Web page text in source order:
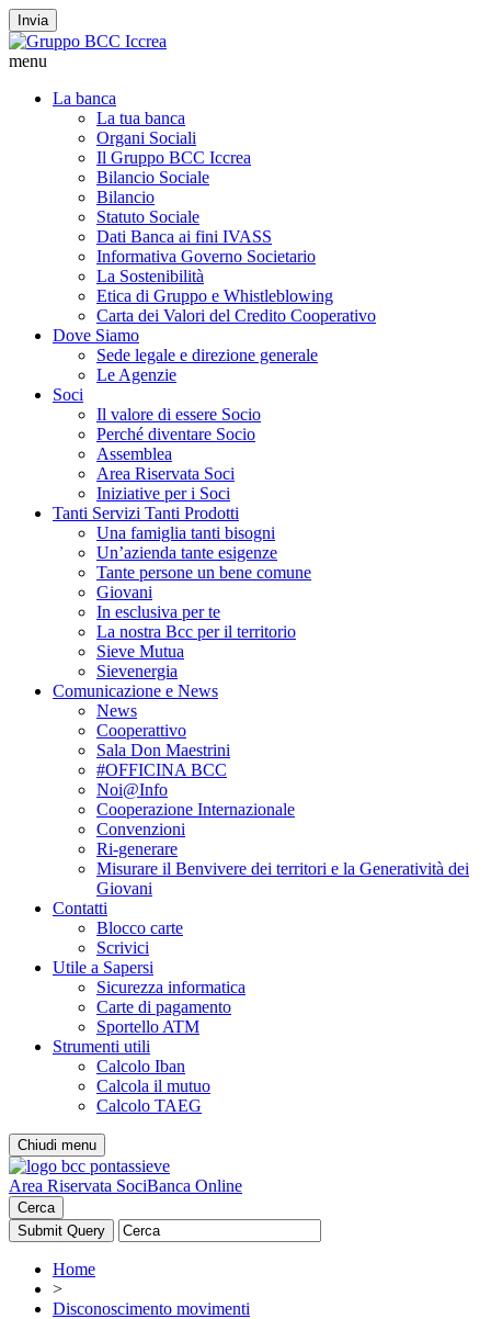
Invia
menu
La banca
La tua banca
Organi Sociali
Il Gruppo BCC Iccrea
Bilancio Sociale
Bilancio
Statuto Sociale
Dati Banca ai fini IVASS
Informativa Governo Societario
La Sostenibilità
Etica di Gruppo e Whistleblowing
Carta dei Valori del Credito Cooperativo
Dove Siamo
Sede legale e direzione generale
Le Agenzie
Soci
Il valore di essere Socio
Perché diventare Socio
Assemblea
Area Riservata Soci
Iniziative per i Soci
Tanti Servizi Tanti Prodotti
Una famiglia tanti bisogni
Un’azienda tante esigenze
Tante persone un bene comune
Giovani
In esclusiva per te
La nostra Bcc per il territorio
Sieve Mutua
Sievenergia
Comunicazione e News
News
Cooperattivo
Sala Don Maestrini
#OFFICINA BCC
Noi@Info
Cooperazione Internazionale
Convenzioni
Ri-generare
Misurare il Benvivere dei territori e la Generatività dei
Giovani
Contatti
Blocco carte
Scrivici
Utile a Sapersi
Sicurezza informatica
Carte di pagamento
Sportello ATM
Strumenti utili
Calcolo Iban
Calcola il mutuo
Calcolo TAEG
Chiudi menu
Area Riservata SociBanca Online
Cerca
Home
>
Disconoscimento movimenti